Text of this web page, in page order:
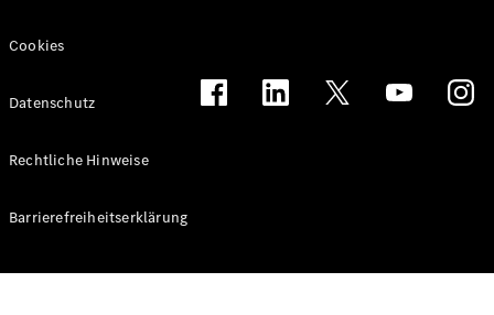
Cookies
Datenschutz
Rechtliche Hinweise
Barrierefreiheitserklärung